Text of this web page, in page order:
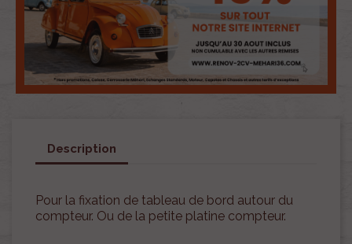
Description
Pour la fixation de tableau de bord autour du
compteur. Ou de la petite platine compteur.